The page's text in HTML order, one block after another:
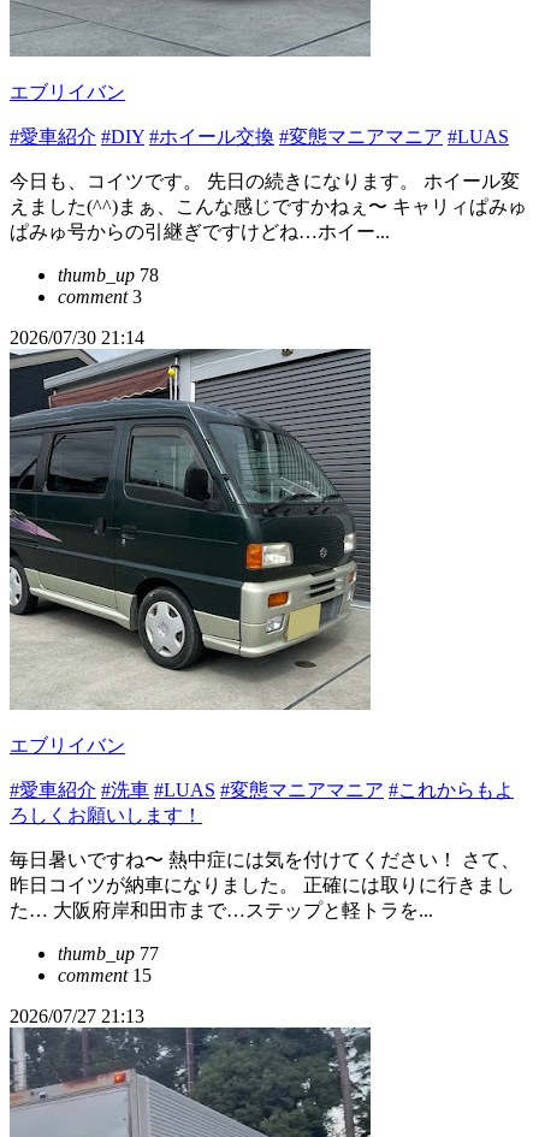
エブリイバン
#愛車紹介 #DIY #ホイール交換 #変態マニアマニア #LUAS
今日も、コイツです。 先日の続きになります。 ホイール変
えました(^^)まぁ、こんな感じですかねぇ〜 キャリィぱみゅ
ぱみゅ号からの引継ぎですけどね…ホイー...
thumb_up 78
comment3
2026/07/30 21:14
エブリイバン
#愛車紹介 #洗車 #LUAS #変態マニアマニア #これからもよ
ろしくお願いします！
毎日暑いですね〜 熱中症には気を付けてください！ さて、
昨日コイツが納車になりました。 正確には取りに行きまし
た… 大阪府岸和田市まで…ステップと軽トラを...
thumb_up 77
comment15
2026/07/27 21:13